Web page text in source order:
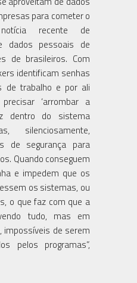
para cometer o
recente de
dados pessoais de
de brasileiros. Com
identificam senhas
de trabalho e por ali
‘arrombar a
dentro do sistema
silenciosamente,
de segurança para
Quando conseguem
e impedem que os
os sistemas, ou
o que faz com que a
tudo, mas em
impossíveis de serem
pelos programas”,